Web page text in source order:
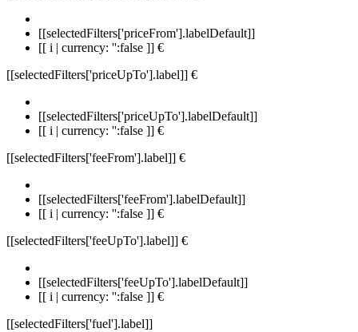
[[selectedFilters['priceFrom'].labelDefault]]
[[ i | currency: '':false ]] €
[[selectedFilters['priceUpTo'].label]] €
[[selectedFilters['priceUpTo'].labelDefault]]
[[ i | currency: '':false ]] €
[[selectedFilters['feeFrom'].label]] €
[[selectedFilters['feeFrom'].labelDefault]]
[[ i | currency: '':false ]] €
[[selectedFilters['feeUpTo'].label]] €
[[selectedFilters['feeUpTo'].labelDefault]]
[[ i | currency: '':false ]] €
[[selectedFilters['fuel'].label]]